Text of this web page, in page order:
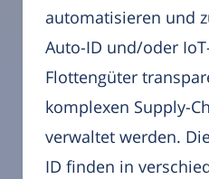
automatisieren und
Auto-ID und/oder
Flottengüter
komplexen Supply-
verwaltet werden.
ID finden in